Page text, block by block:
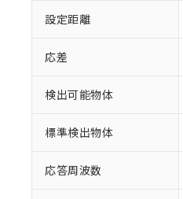
設定距離
応差
検出可能物体
標準検出物体
応答周波数